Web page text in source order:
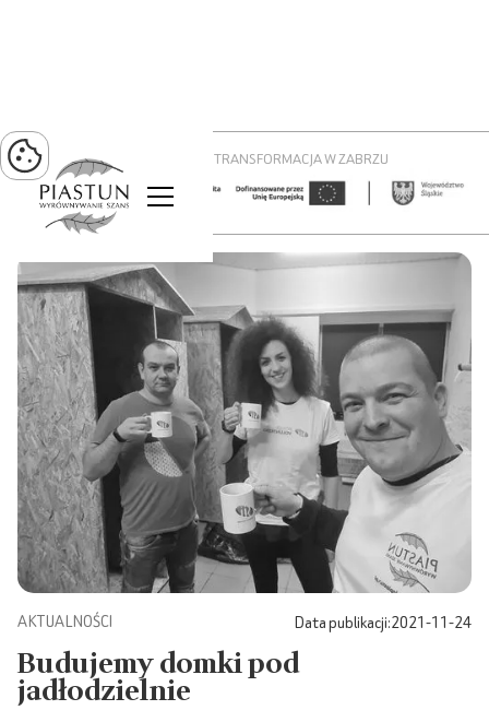
PROJEKT ZIELONA TRANSFORMACJA W ZABRZU
AKTUALNOŚCI Data publikacji:2021-11-24
Budujemy domki pod
jadłodzielnie